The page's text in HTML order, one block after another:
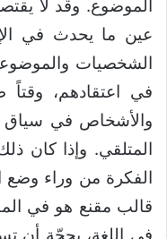
الموضوع. وقد لا
عين ما يحدث في
الشخصيات
في اعتقادهم، وقتاً
والأشخاص في سياق
المتلقي. وإذا كان
الفكرة من وراء وضع
قالب مقنع هو في